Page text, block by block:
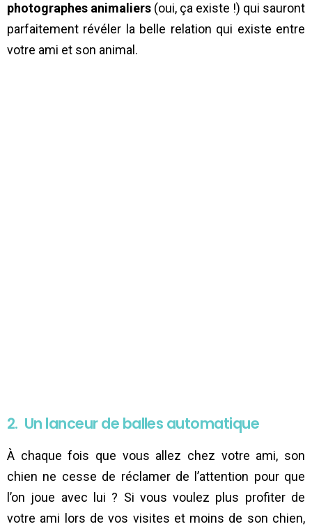
photographes animaliers (oui, ça existe !) qui sauront
parfaitement révéler la belle relation qui existe entre
votre ami et son animal.
2. Un lanceur de balles automatique
À chaque fois que vous allez chez votre ami, son
chien ne cesse de réclamer de l’attention pour que
l’on joue avec lui ? Si vous voulez plus profiter de
votre ami lors de vos visites et moins de son chien,